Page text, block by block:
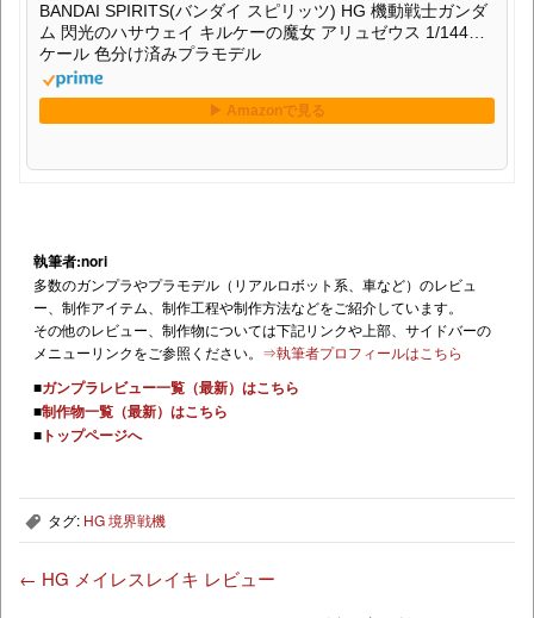
BANDAI SPIRITS(バンダイ スピリッツ) HG 機動戦士ガンダ
ム 閃光のハサウェイ キルケーの魔女 アリュゼウス 1/144ス
ケール 色分け済みプラモデル
執筆者:nori
多数のガンプラやプラモデル（リアルロボット系、車など）のレビュ
ー、制作アイテム、制作工程や制作方法などをご紹介しています。
その他のレビュー、制作物については下記リンクや上部、サイドバーの
メニューリンクをご参照ください。 ⇒執筆者プロフィールはこちら
■ガンプラレビュー一覧（最新）はこちら
■制作物一覧（最新）はこちら
■ トップページへ
, タグ: HG 境界戦機
← HG メイレスレイキ レビュー